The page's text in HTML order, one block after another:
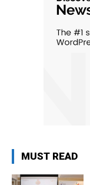
MUST READ